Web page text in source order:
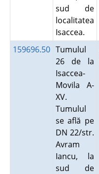
sud de
localitatea
Isaccea.
159696.50 Tumulul
26 de la
Isaccea-
Movila A-
XV.
Tumulul
se află pe
DN 22/str.
Avram
Iancu, la
sud de